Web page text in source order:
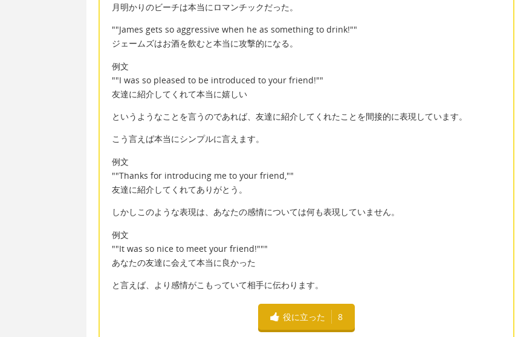
月明かりのビーチは本当にロマンチックだった。
""James gets so aggressive when he as something to drink!""
ジェームズはお酒を飲むと本当に攻撃的になる。
例文
""I was so pleased to be introduced to your friend!""
友達に紹介してくれて本当に嬉しい
というようなことを言うのであれば、友達に紹介してくれたことを間接的に表現しています。
こう言えば本当にシンプルに言えます。
例文
""Thanks for introducing me to your friend,""
友達に紹介してくれてありがとう。
しかしこのような表現は、あなたの感情については何も表現していません。
例文
""It was so nice to meet your friend!"""
あなたの友達に会えて本当に良かった
と言えば、より感情がこもっていて相手に伝わります。
役に立った 8